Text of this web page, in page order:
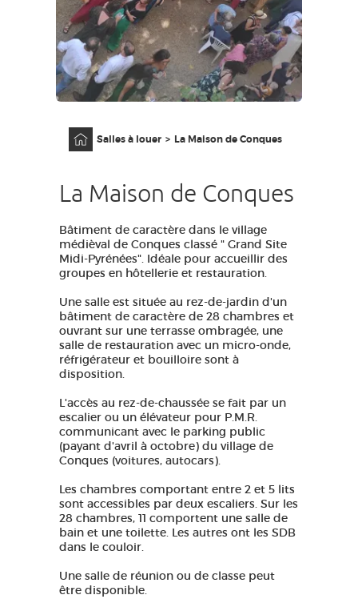
FR
Salles à louer La Maison de Conques
La Maison de Conques
Bâtiment de caractère dans le village
médièval de Conques classé " Grand Site
Midi-Pyrénées". Idéale pour accueillir des
groupes en hôtellerie et restauration.
Une salle est située au rez-de-jardin d'un
bâtiment de caractère de 28 chambres et
ouvrant sur une terrasse ombragée, une
salle de restauration avec un micro-onde,
réfrigérateur et bouilloire sont à
disposition.
L'accès au rez-de-chaussée se fait par un
escalier ou un élévateur pour P.M.R.
communicant avec le parking public
(payant d'avril à octobre) du village de
Conques (voitures, autocars).
Les chambres comportant entre 2 et 5 lits
sont accessibles par deux escaliers. Sur les
28 chambres, 11 comportent une salle de
bain et une toilette. Les autres ont les SDB
dans le couloir.
Une salle de réunion ou de classe peut
être disponible.